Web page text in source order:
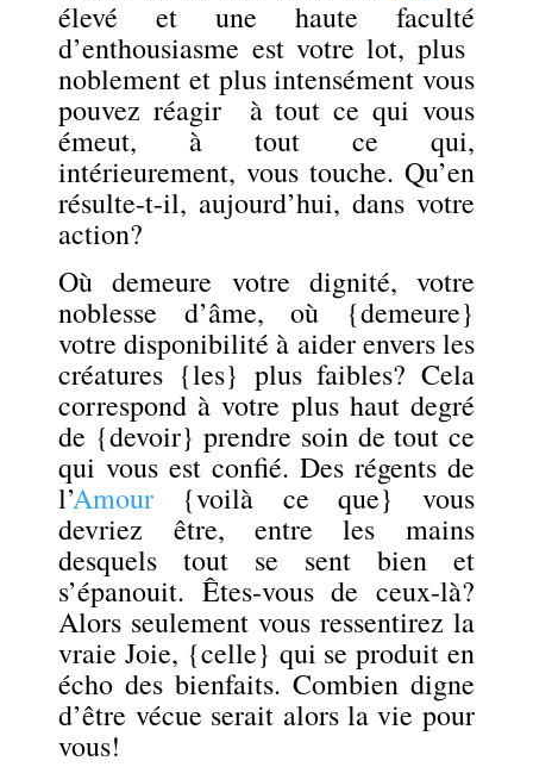
élevé et une haute faculté
d’enthousiasme est votre lot, plus
noblement et plus intensément vous
pouvez réagir à tout ce qui vous
émeut, à tout ce qui,
intérieurement,vous touche. Qu’en
résulte-t-il, aujourd’hui, dans votre
action?
Où demeure votre dignité, votre
noblesse d’âme, où {demeure}
votre disponibilité à aider envers les
créatures {les} plus faibles? Cela
correspond à votre plus haut degré
de {devoir} prendre soin de tout ce
qui vous est confié. Des régents de
l’Amour {voilà ce que} vous
devriez être, entre les mains
desquels tout se sent bien et
s’épanouit. Êtes-vous de ceux-là?
Alors seulement vous ressentirez la
vraie Joie, {celle} qui se produit en
écho des bienfaits. Combien digne
d’être vécue serait alors la vie pour
vous!